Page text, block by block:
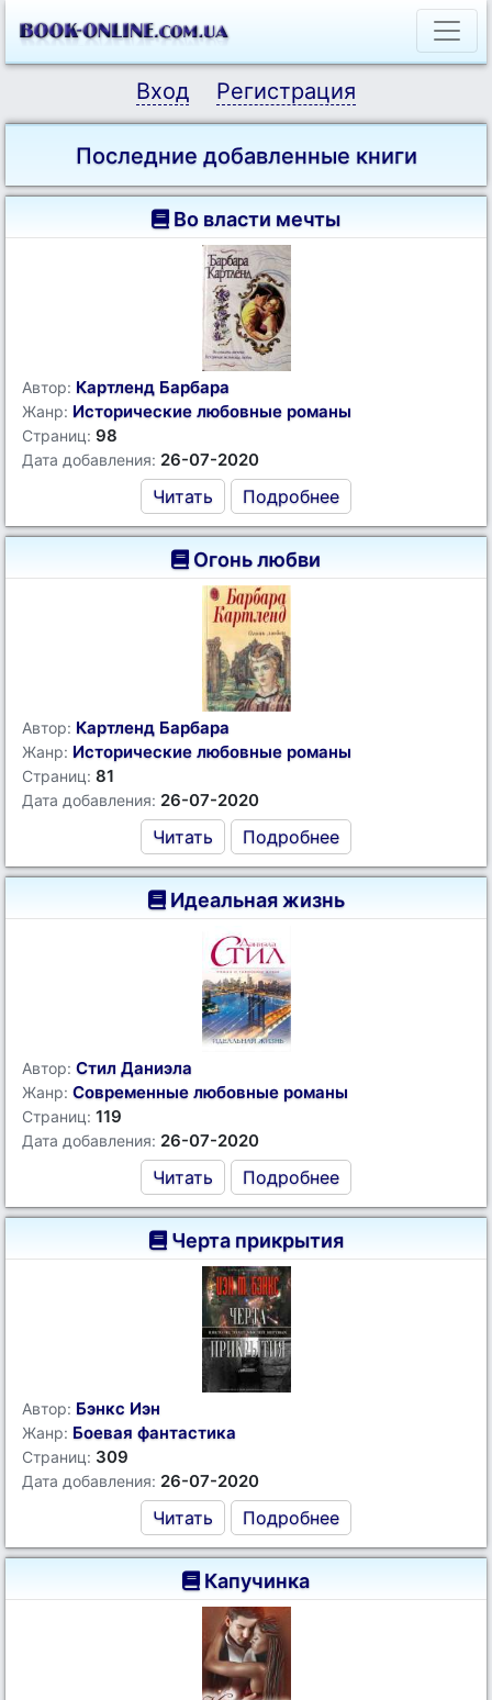
Вход Регистрация
Последние добавленные книги
Во власти мечты
Автор: Картленд Барбара
Жанр: Исторические любовные романы
Страниц: 98
Дата добавления: 26-07-2020
Читать Подробнее
Огонь любви
Автор: Картленд Барбара
Жанр: Исторические любовные романы
Страниц: 81
Дата добавления: 26-07-2020
Читать Подробнее
Идеальная жизнь
Автор: Стил Даниэла
Жанр: Современные любовные романы
Страниц: 119
Дата добавления: 26-07-2020
Читать Подробнее
Черта прикрытия
Автор: Бэнкс Иэн
Жанр: Боевая фантастика
Страниц: 309
Дата добавления: 26-07-2020
Читать Подробнее
Капучинка